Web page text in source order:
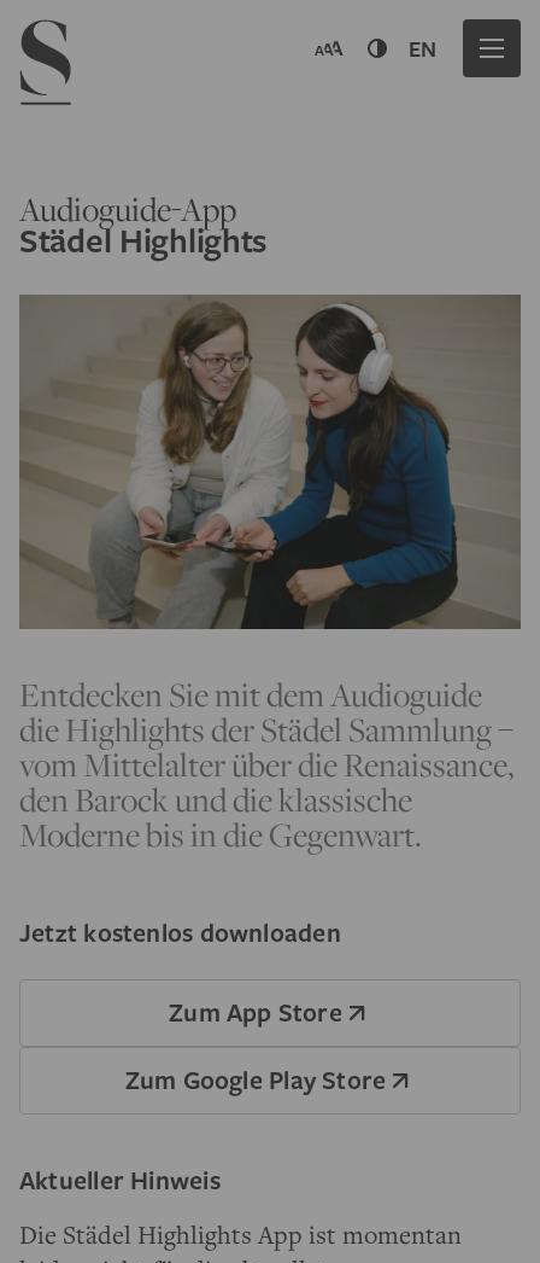
Navigation menu
EN
Audioguide-App
Städel Highlights
Entdecken Sie mit dem Audioguide
die Highlights der Städel Sammlung –
vom Mittelalter über die Renaissance,
den Barock und die klassische
Moderne bis in die Gegenwart.
Jetzt kostenlos downloaden
Zum App Store
Zum Google Play Store
Aktueller Hinweis
Die Städel Highlights App ist momentan